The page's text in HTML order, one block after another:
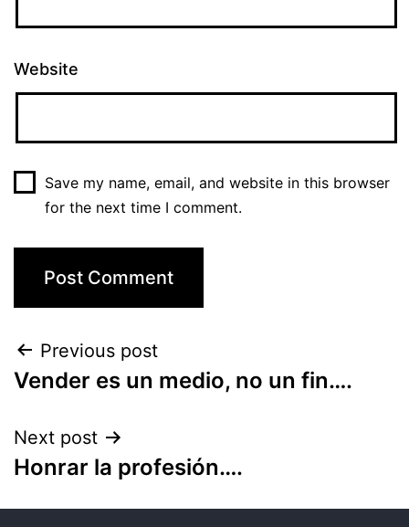
Website
Save my name, email, and website in this browser
for the next time I comment.
Previous post
Vender es un medio, no un fin….
Next post
Honrar la profesión….